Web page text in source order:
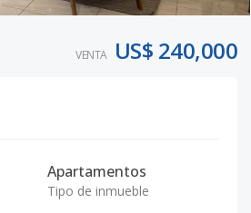
VENTA US$ 240,000
Apartamentos
Tipo de inmueble